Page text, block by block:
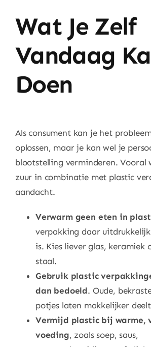
Wat Je Zelf
Vandaag
Doen
Als consument kan je het
oplossen, maar je kan wel je
blootstelling verminderen. Vooral
zuur in combinatie met plastic
aandacht.
Verwarm geen eten in
verpakking daar
is. Kies liever glas, keramiek
staal.
Gebruik plastic
dan bedoeld. Oude,
potjes laten makkelijker
Vermijd plastic bij warme,
voeding, zoals soep, saus,